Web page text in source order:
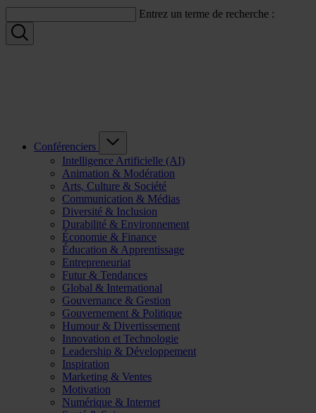
Entrez un terme de recherche :
Conférenciers
Intelligence Artificielle (AI)
Animation & Modération
Arts, Culture & Société
Communication & Médias
Diversité & Inclusion
Durabilité & Environnement
Économie & Finance
Éducation & Apprentissage
Entrepreneuriat
Futur & Tendances
Global & International
Gouvernance & Gestion
Gouvernement & Politique
Humour & Divertissement
Innovation et Technologie
Leadership & Développement
Inspiration
Marketing & Ventes
Motivation
Numérique & Internet